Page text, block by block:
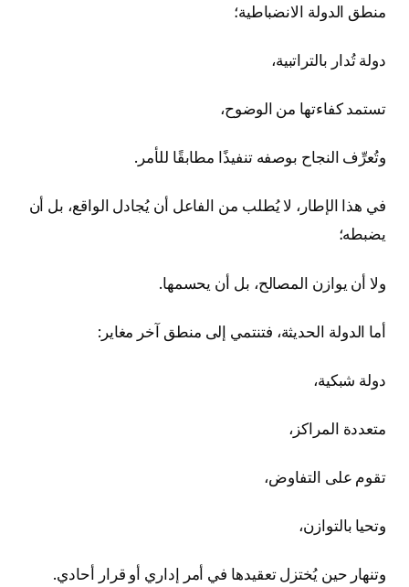
منطق الدولة الانضباطية؛
دولة تُدار بالتراتبية،
تستمد كفاءتها من الوضوح،
وتُعرِّف النجاح بوصفه تنفيذًا مطابقًا للأمر.
في هذا الإطار، لا يُطلب من الفاعل أن يُجادل الواقع، بل أن
يضبطه؛
ولا أن يوازن المصالح، بل أن يحسمها.
أما الدولة الحديثة، فتنتمي إلى منطق آخر مغاير:
دولة شبكية،
متعددة المراكز،
تقوم على التفاوض،
وتحيا بالتوازن،
وتنهار حين يُختزل تعقيدها في أمر إداري أو قرار أحادي.